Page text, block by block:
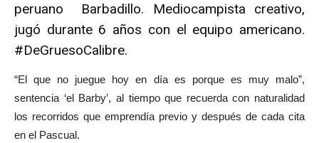
peruano Barbadillo. Mediocampista creativo,
jugó durante 6 años con el equipo americano.
#DeGruesoCalibre.
“El que no juegue hoy en día es porque es muy malo”,
sentencia ‘el Barby’, al tiempo que recuerda con naturalidad
los recorridos que emprendía previo y después de cada cita
en el Pascual.